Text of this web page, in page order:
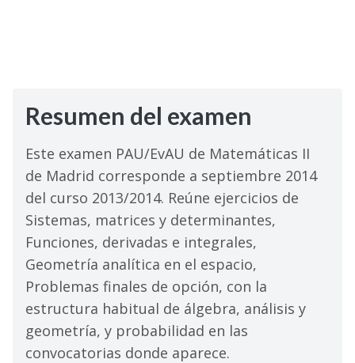
Resumen del examen
Este examen PAU/EvAU de Matemáticas II
de Madrid corresponde a septiembre 2014
del curso 2013/2014. Reúne ejercicios de
Sistemas, matrices y determinantes,
Funciones, derivadas e integrales,
Geometría analítica en el espacio,
Problemas finales de opción, con la
estructura habitual de álgebra, análisis y
geometría, y probabilidad en las
convocatorias donde aparece.